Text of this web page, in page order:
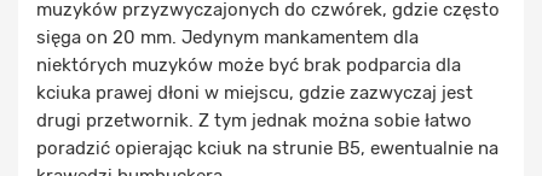
muzyków przyzwyczajonych do czwórek, gdzie często
sięga on 20 mm. Jedynym mankamentem dla
niektórych muzyków może być brak podparcia dla
kciuka prawej dłoni w miejscu, gdzie zazwyczaj jest
drugi przetwornik. Z tym jednak można sobie łatwo
poradzić opierając kciuk na strunie B5, ewentualnie na